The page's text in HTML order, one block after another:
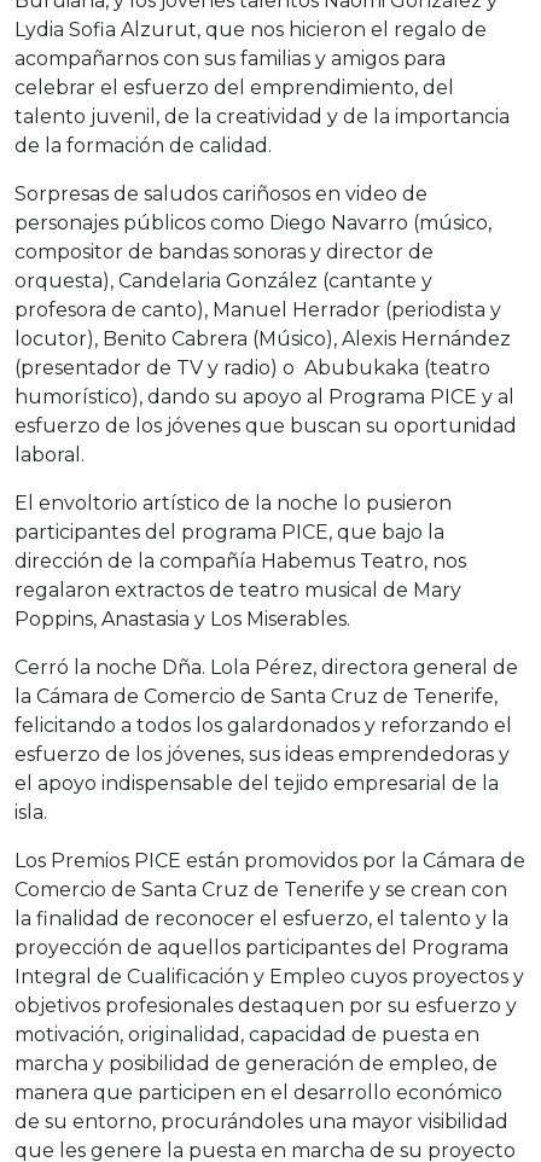
Lydia Sofia Alzurut, que nos hicieron el regalo de
acompañarnos con sus familias y amigos para
celebrar el esfuerzo del emprendimiento, del
talento juvenil, de la creatividad y de la importancia
de la formación de calidad.
Sorpresas de saludos cariñosos en video de
personajes públicos como Diego Navarro (músico,
compositor de bandas sonoras y director de
orquesta), Candelaria González (cantante y
profesora de canto), Manuel Herrador (periodista y
locutor), Benito Cabrera (Músico), Alexis Hernández
(presentador de TV y radio) o Abubukaka (teatro
humorístico), dando su apoyo al Programa PICE y al
esfuerzo de los jóvenes que buscan su oportunidad
laboral.
El envoltorio artístico de la noche lo pusieron
participantes del programa PICE, que bajo la
dirección de la compañía Habemus Teatro, nos
regalaron extractos de teatro musical de Mary
Poppins, Anastasia y Los Miserables.
Cerró la noche Dña. Lola Pérez, directora general de
la Cámara de Comercio de Santa Cruz de Tenerife,
felicitando a todos los galardonados y reforzando el
esfuerzo de los jóvenes, sus ideas emprendedoras y
el apoyo indispensable del tejido empresarial de la
isla.
Los Premios PICE están promovidos por la Cámara de
Comercio de Santa Cruz de Tenerife y se crean con
la finalidad de reconocer el esfuerzo, el talento y la
proyección de aquellos participantes del Programa
Integral de Cualificación y Empleo cuyos proyectos y
objetivos profesionales destaquen por su esfuerzo y
motivación, originalidad, capacidad de puesta en
marcha y posibilidad de generación de empleo, de
manera que participen en el desarrollo económico
de su entorno, procurándoles una mayor visibilidad
que les genere la puesta en marcha de su proyecto